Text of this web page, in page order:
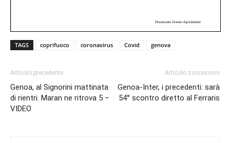
TAGS coprifuoco coronavirus Covid genova
Articolo precedente
Genoa, al Signorini mattinata
di rientri. Maran ne ritrova 5 –
VIDEO
Articolo successivo
Genoa-Inter, i precedenti: sarà
54° scontro diretto al Ferraris